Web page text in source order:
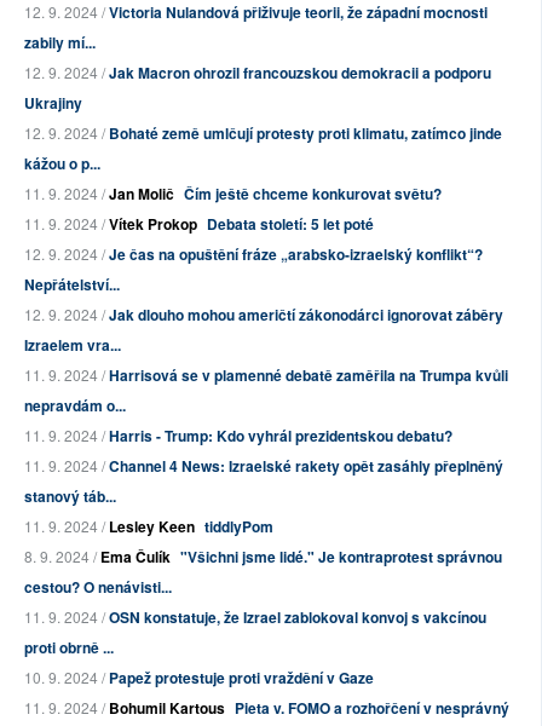
12. 9. 2024 /Victoria Nulandová přiživuje teorii, že západní mocnosti
zabily mí...
12. 9. 2024 /Jak Macron ohrozil francouzskou demokracii a podporu
Ukrajiny
12. 9. 2024 /Bohaté země umlčují protesty proti klimatu, zatímco jinde
kážou o p...
11. 9. 2024 /Jan Molič Čím ještě chceme konkurovat světu?
11. 9. 2024 /Vítek Prokop Debata století: 5 let poté
12. 9. 2024 /Je čas na opuštění fráze „arabsko-izraelský konflikt“?
Nepřátelství...
12. 9. 2024 /Jak dlouho mohou američtí zákonodárci ignorovat záběry
Izraelem vra...
11. 9. 2024 /Harrisová se v plamenné debatě zaměřila na Trumpa kvůli
nepravdám o...
11. 9. 2024 /Harris - Trump: Kdo vyhrál prezidentskou debatu?
11. 9. 2024 /Channel 4 News: Izraelské rakety opět zasáhly přeplněný
stanový táb...
11. 9. 2024 /Lesley Keen tiddlyPom
8. 9. 2024 /Ema Čulík "Všichni jsme lidé." Je kontraprotest správnou
cestou? O nenávisti...
11. 9. 2024 /OSN konstatuje, že Izrael zablokoval konvoj s vakcínou
proti obrně ...
10. 9. 2024 /Papež protestuje proti vraždění v Gaze
11. 9. 2024 /Bohumil Kartous Pieta v. FOMO a rozhořčení v nesprávný